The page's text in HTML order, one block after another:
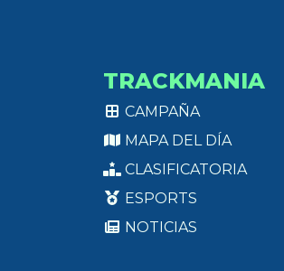
TRACKMANIA
CAMPAÑA
MAPA DEL DÍA
CLASIFICATORIA
ESPORTS
NOTICIAS